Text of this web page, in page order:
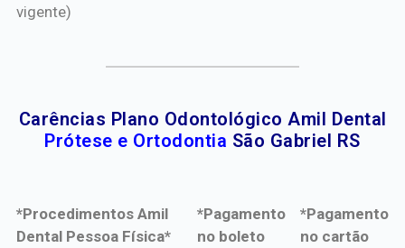
vigente)
Carências Plano Odontológico Amil Dental
Prótese e Ortodontia São Gabriel RS
*Procedimentos Amil
Dental Pessoa Física*
*Pagamento
no boleto
*Pagamento
no cartão